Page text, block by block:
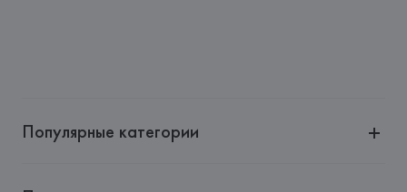
Страна происхождения товара:
Популярные категории